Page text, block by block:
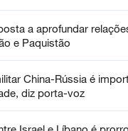
a aprofundar
e Paquistão
China-Rússia é
diz porta-voz